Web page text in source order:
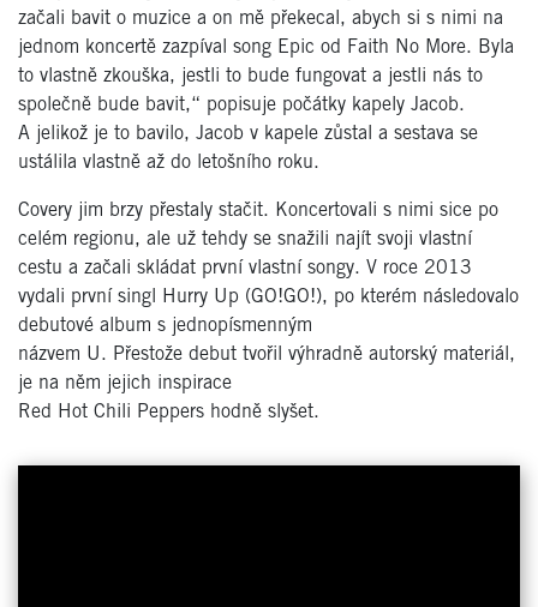
začali bavit o muzice a on mě překecal, abych si s nimi na
jednom koncertě zazpíval song Epic od Faith No More. Byla
to vlastně zkouška, jestli to bude fungovat a jestli nás to
společně bude bavit,“ popisuje počátky kapely Jacob.
A jelikož je to bavilo, Jacob v kapele zůstal a sestava se
ustálila vlastně až do letošního roku.
Covery jim brzy přestaly stačit. Koncertovali s nimi sice po
celém regionu, ale už tehdy se snažili najít svoji vlastní
cestu a začali skládat první vlastní songy. V roce 2013
vydali první singl Hurry Up (GO!GO!), po kterém následovalo
debutové album s jednopísmenným
názvem U. Přestože debut tvořil výhradně autorský materiál,
je na něm jejich inspirace
Red Hot Chili Peppers hodně slyšet.